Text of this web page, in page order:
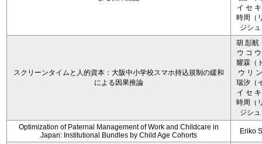
イ セ
時周（
ジシ
スクリーンタイムと人的資本：大阪中小学校スマホ持込規制の緩和
による因果推論
胡 彭航
ウ コ
耀霖（
ウ リ
瑞汐（
イ セ
時周（
ジシ
Optimization of Paternal Management of Work and Childcare in
Japan: Institutional Bundles by Child Age Cohorts
Eriko